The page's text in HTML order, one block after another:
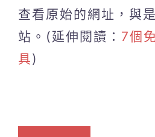
查看原始的網址，與
站。(延伸閱讀： 7個
具)